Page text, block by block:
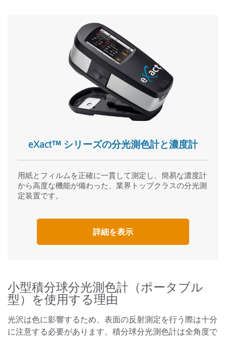
eXact™ シリーズの分光測色計と濃度計
用紙とフィルムを正確に一貫して測定し、簡易な濃度計
から高度な機能が備わった、業界トップクラスの分光測
定装置です。
詳細を表示
小型積分球分光測色計（ポータブル
型）を使用する理由
光沢は色に影響するため、表面の反射測定を行う際は十分
に注意する必要があります。積分球分光測色計は全角度で